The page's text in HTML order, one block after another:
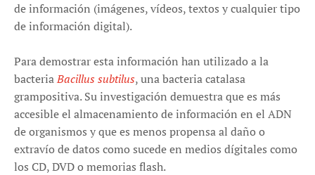
de información (imágenes, vídeos, textos y cualquier tipo
de información digital).
Para demostrar esta información han utilizado a la
bacteriaBacillus subtilus, una bacteria catalasa
grampositiva. Su investigación demuestra que es más
accesible el almacenamiento de información en el ADN
de organismos y que es menos propensa al daño o
extravío de datos como sucede en medios dígitales como
los CD, DVD o memorias flash.